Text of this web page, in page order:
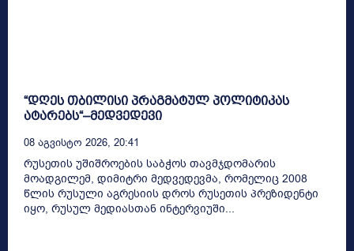
“დღეს თბილისი პრაგმატულ პოლიტიკას
ატარებს“–მედვედევი
08 Აგვისტო 2026, 20:41
რუსეთის უშიშროების საბჭოს თავმჯდომარის
მოადგილემ, დიმიტრი მედვედევმა, რომელიც 2008
წლის რუსული აგრესიის დროს რუსეთის პრეზიდენტი
იყო, რუსულ მედიასთან ინტერვიუში...